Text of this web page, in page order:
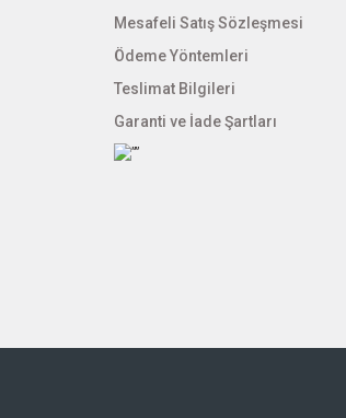
Mesafeli Satış Sözleşmesi
Ödeme Yöntemleri
Teslimat Bilgileri
Garanti ve İade Şartları